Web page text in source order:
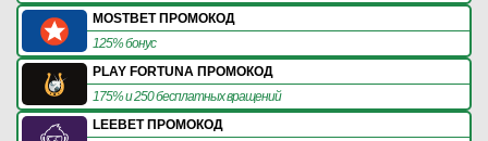
MOSTBET ПРОМОКОД
125% бонус
PLAY FORTUNA ПРОМОКОД
175% и 250 бесплатных вращений
LEEBET ПРОМОКОД